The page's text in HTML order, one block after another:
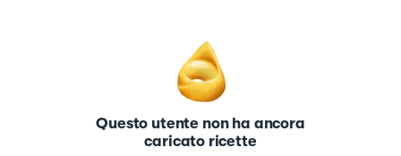
Questo utente non ha ancora
caricato ricette